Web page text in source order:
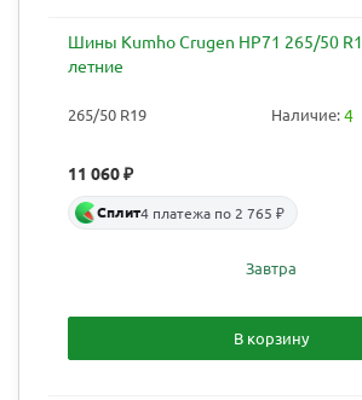
Шины Kumho Crugen HP71 265/50
летние
265/50 R19 Наличие:4
11 060₽
Сплит4 платежа по 2 765 ₽
Завтра
В корзину